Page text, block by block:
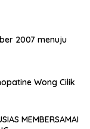
2007 menuju
Wong Cilik
MEMBERSAMAI